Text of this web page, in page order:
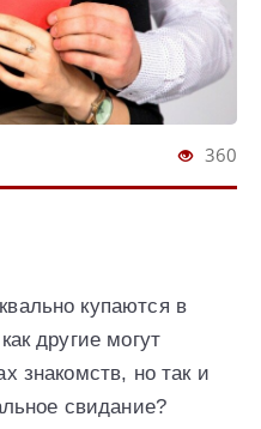
360
купаются в
другие могут
знакомств, но так и
свидание?